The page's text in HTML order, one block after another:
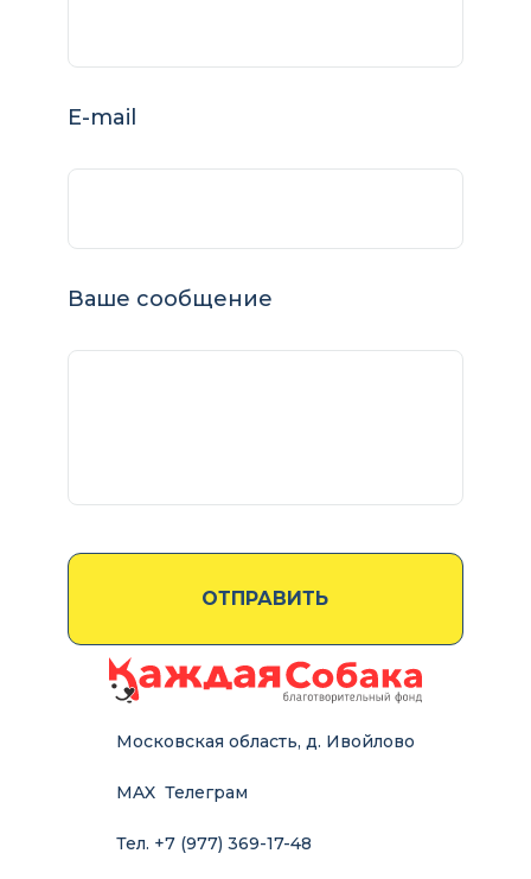
E-mail
Ваше сообщение
Московская область, д. Ивойлово
MAX Телеграм
Тел. +7 (977) 369-17-48